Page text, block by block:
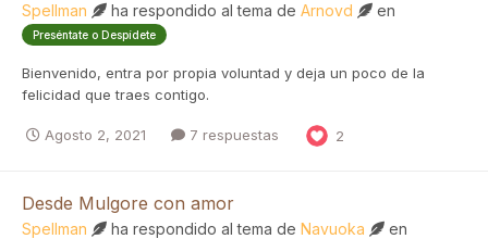
Spellman ha respondido al tema de Arnovd en
Preséntate o Despídete
Bienvenido, entra por propia voluntad y deja un poco de la
felicidad que traes contigo.
Agosto 2, 2021 7 respuestas 2
Desde Mulgore con amor
Spellman ha respondido al tema de Navuoka en